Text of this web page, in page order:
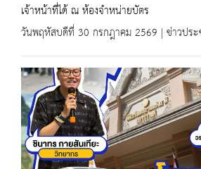
เจ้าหน้าที่ได้ ณ ห้องจำหน่ายบัตร
วันพฤหัสบดีที่ 30 กรกฎาคม 2569 | ข่าวปร